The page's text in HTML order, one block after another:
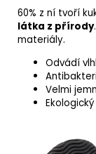
60% z ní tvoří
látka z přírody
materiály.
Odvádí
Velmi